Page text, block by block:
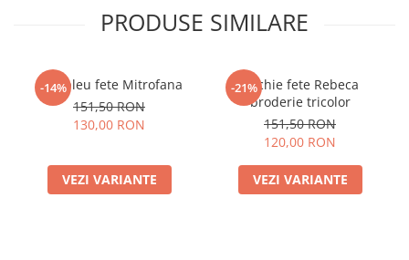
PRODUSE SIMILARE
-14%
Compleu fete Mitrofana
151,50 RON
130,00 RON
VEZI VARIANTE
-21%
Rochie fete Rebeca
broderie tricolor
151,50 RON
120,00 RON
VEZI VARIANTE